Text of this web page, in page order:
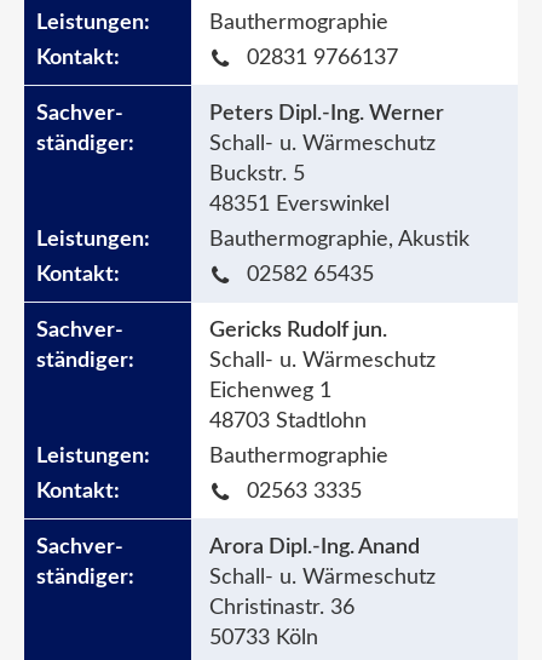
Bauthermographie
02831 9766137
Peters Dipl.-Ing. Werner
Schall- u. Wärmeschutz
Buckstr. 5
48351 Everswinkel
Bauthermographie, Akustik
02582 65435
Gericks Rudolf jun.
Schall- u. Wärmeschutz
Eichenweg 1
48703 Stadtlohn
Bauthermographie
02563 3335
Arora Dipl.-Ing. Anand
Schall- u. Wärmeschutz
Christinastr. 36
50733 Köln